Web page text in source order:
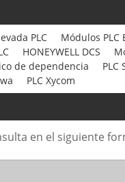
PLC
Módulos PLC
HONEYWELL DCS
de dependencia
PLC
PLC Xycom
en el siguiente